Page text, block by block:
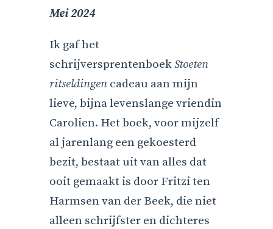
Mei 2024
Ik gaf het
schrijversprentenboekStoeten
ritseldingencadeau aan mijn
lieve, bijna levenslange vriendin
Carolien. Het boek, voor mijzelf
al jarenlang een gekoesterd
bezit, bestaat uit van alles dat
ooit gemaakt is door Fritzi ten
Harmsen van der Beek, die niet
alleen schrijfster en dichteres